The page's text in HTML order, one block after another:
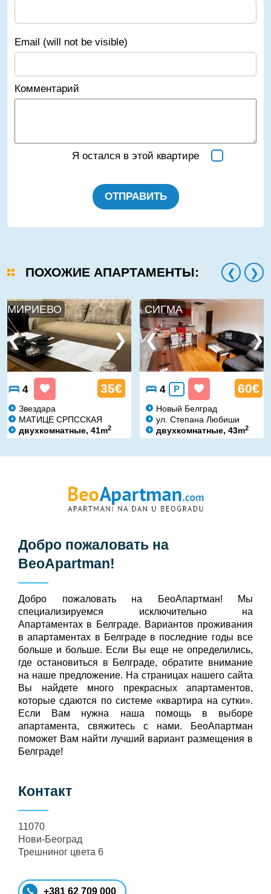
Email (will not be visible)
Комментарий
Я остался в этой квартире
ОТПРАВИТЬ
ПОХОЖИЕ АПАРТАМЕНТЫ:
МИРИЕВО
4 35€
Звездара
МАТИЦЕ СРПССКАЯ
двухкомнатные, 41m2
СИГМА
4 P 60€
Новый Белград
ул. Степана Любиши
двухкомнатные, 43m2
Добро пожаловать на
BeoApartman!
Добро пожаловать на БeoАпартман! Мы
специализируемся исключительно на
Апартаментах в Белграде. Вариантов проживания
в апартаментах в Белграде в последние годы все
больше и больше. Если Вы еще не определились,
где остановиться в Белграде, обратите внимание
на наше предложение. На страницах нашего сайта
Вы найдете много прекрасных апартаментов,
которые сдаются по системе «квартира на сутки».
Если Вам нужна наша помощь в выборе
апартамента, свяжитесь с нами. БеоАпартман
поможет Вам найти лучший вариант размещения в
Белграде!
Контакт
11070
Нови-Београд
Трешниног цвета 6
+381 62 709 000